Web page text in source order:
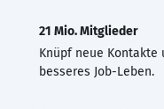
21 Mio. Mitglieder
Knüpf neue
besseres Job-Leben.